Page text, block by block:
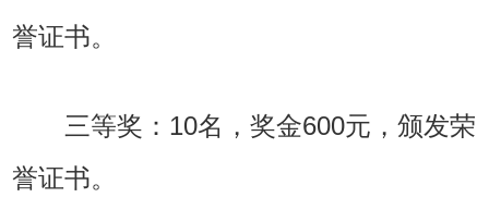
誉证书。
三等奖：10名，奖金600元，颁发荣
誉证书。